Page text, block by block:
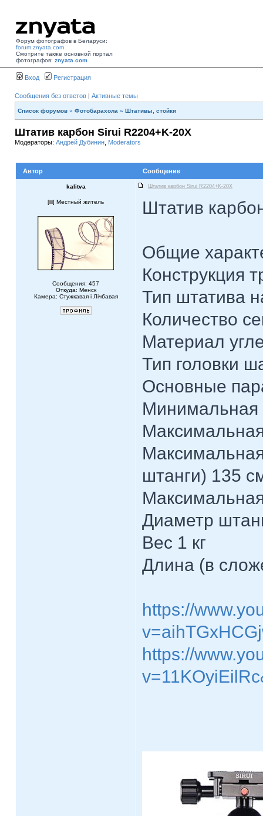
Форум фотографов в Беларуси:
forum.znyata.com
Смотрите также основной портал
фотографов: znyata.com
Вход Регистрация
Сообщения без ответов | Активные темы
Список форумов » Фотобарахола » Штативы, стойки
Штатив карбон Sirui R2204+K-20X
Модераторы: Андрей Дубинин Moderators
Автор Сообщение
kalitva Штатив карбон Sirui R2204+K-20X
[ ] Местный житель
Сообщения: 457
Откуда: Менск
Камера: Стужкавая i Лічбавая
Штатив
Общие
Конструкция
Тип штатива
Количество
Материал
Тип головки
Основные
Минимальная
штанги) 135
Максимальная
Диаметр
Вес 1 кг
Длина (в
https://
https://